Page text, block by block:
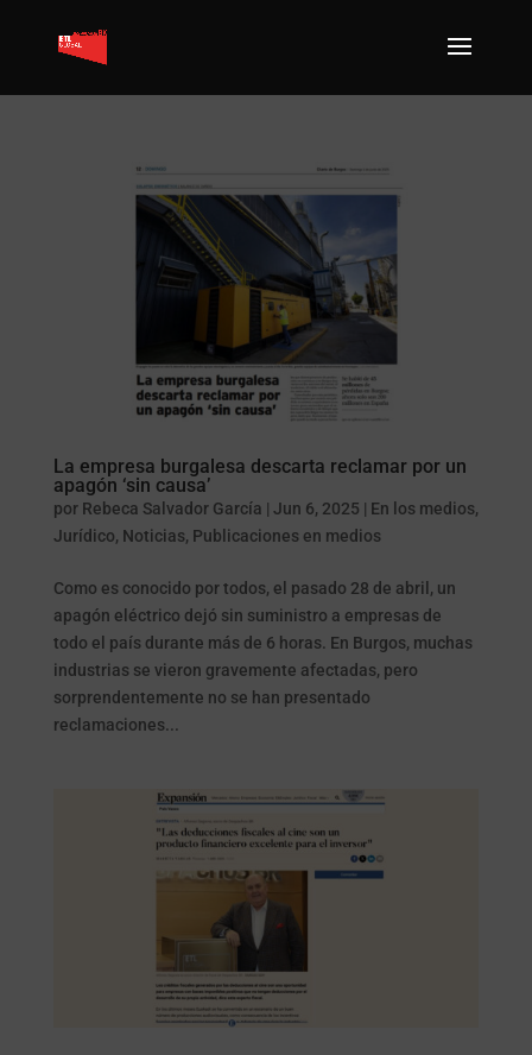
La empresa burgalesa descarta reclamar por un
apagón ‘sin causa’
por Rebeca Salvador García | Jun 6, 2025 | En los medios,
Jurídico, Noticias, Publicaciones en medios
Como es conocido por todos, el pasado 28 de abril, un
apagón eléctrico dejó sin suministro a empresas de
todo el país durante más de 6 horas. En Burgos, muchas
industrias se vieron gravemente afectadas, pero
sorprendentemente no se han presentado
reclamaciones...